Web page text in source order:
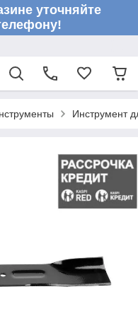
уточняйте
Инструмент